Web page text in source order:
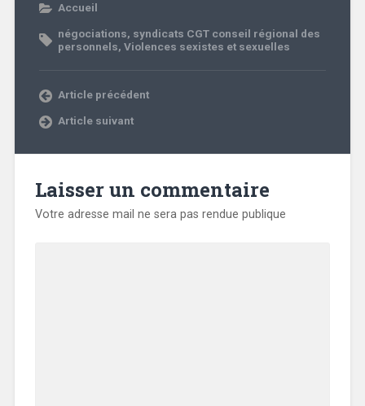
Accueil
négociations, syndicats CGT conseil régional des
personnels, Violences sexistes et sexuelles
Article précédent
Article suivant
Laisser un commentaire
Votre adresse mail ne sera pas rendue publique